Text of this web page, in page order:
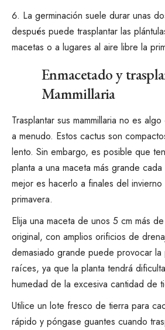
La germinación suele durar unas
después puede trasplantar las
macetas o a lugares al aire libre la
Enmacetado y
Mammillaria
Trasplantar sus mammillaria no es
a menudo. Estos cactus son
lento. Sin embargo, es posible que
planta a una maceta más grande
mejor es hacerlo a finales del
primavera.
Elija una maceta de unos 5 cm más
original, con amplios orificios de
demasiado grande puede provocar
raíces, ya que la planta tendrá
humedad de la excesiva cantidad de
Utilice un lote fresco de tierra para
rápido y póngase guantes cuando